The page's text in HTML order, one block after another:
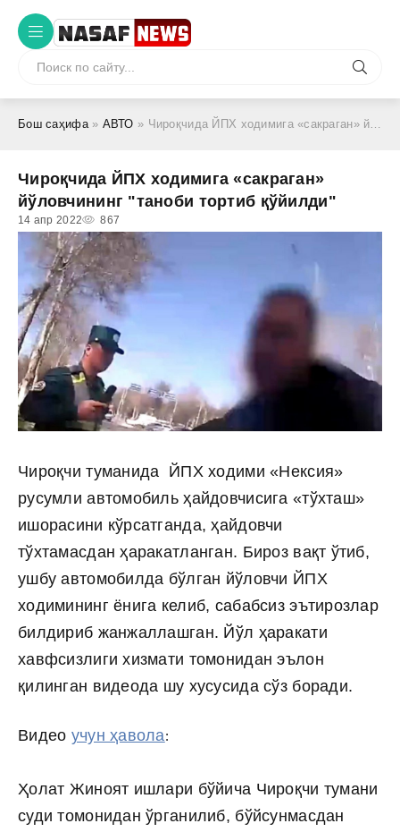
Бош саҳифа» АВТО » Чироқчида ЙПХ ходимига «сакраган» йўловчининг "таноби тортиб қўйилди"
Чироқчида ЙПХ ходимига «сакраган»
йўловчининг "таноби тортиб қўйилди"
14 апр 2022 867
Чироқчи туманида ЙПХ ходими «Нексия»
русумли автомобиль ҳайдовчисига «тўхташ»
ишорасини кўрсатганда, ҳайдовчи
тўхтамасдан ҳаракатланган. Бироз вақт ўтиб,
ушбу автомобилда бўлган йўловчи ЙПХ
ходимининг ёнига келиб, сабабсиз эътирозлар
билдириб жанжаллашган. Йўл ҳаракати
хавфсизлиги хизмати томонидан эълон
қилинган видеода шу хусусида сўз боради.
Видео учун ҳавола:
Ҳолат Жиноят ишлари бўйича Чироқчи тумани
суди томонидан ўрганилиб, бўйсунмасдан